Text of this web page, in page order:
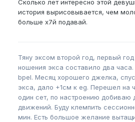
Сколько лет интересно этой
история вырисовывается, чем
больше х7й подавай.
Тяну эксом второй год, первый
ношения экса составило два часа.
bpel. Месяц хорошего джелка,
экса, дало +1см к eg. Перешел на
один сет, по настроению добиваю
движений. Буду клемпить
мин. Есть большое желание